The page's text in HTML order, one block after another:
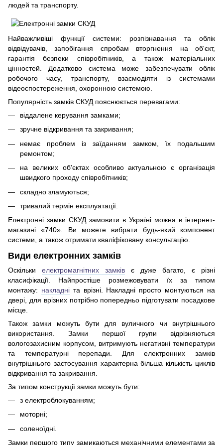
людей та транспорту.
Найважливіші функції системи: розпізнавання та облік
відвідувачів, запобігання спробам вторгнення на об'єкт,
гарантія безпеки співробітників, а також матеріальних
цінностей. Додатково система може забезпечувати облік
робочого часу, транспорту, взаємодіяти із системами
відеоспостереження, охоронною системою.
Популярність замків СКУД пояснюється перевагами:
віддалене керування замками;
зручне відкривання та закривання;
немає проблем із заїданням замком, їх подальшим
ремонтом;
на великих об'єктах особливо актуальною є організація
швидкого проходу співробітників;
складно зламуються;
тривалий термін експлуатації.
Електронні замки СКУД замовити в Україні можна в інтернет-
магазині «740». Ви можете вибрати будь-який компонент
системи, а також отримати кваліфіковану консультацію.
Види електронних замків
Оскільки електромагнітних замків є дуже багато, є різні
класифікації. Найпростіше розмежовувати їх за типом
монтажу: накладніта врізні. Накладні просто монтуються на
двері, для врізних потрібно попередньо підготувати посадкове
місце.
Також замки можуть бути для вуличного чи внутрішнього
використання. Замки першої групи відрізняються
вологозахисним корпусом, витримують негативні температури
та температурні перепади. Для електронних замків
внутрішнього застосування характерна більша кількість циклів
відкривання та закривання.
За типом конструкції замки можуть бути:
з електроблокуванням;
моторні;
соленоїдні.
Замки першого типу замикаються механічними елементами за